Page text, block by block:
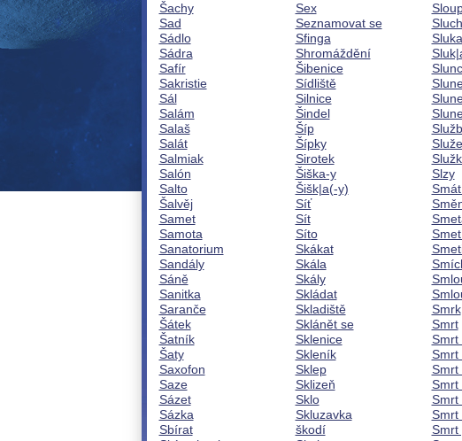
Šachy
Sad
Sádlo
Sádra
Safír
Sakristie
Sál
Salám
Salaš
Salát
Salmiak
Salón
Salto
Šalvěj
Samet
Samota
Sanatorium
Sandály
Sáně
Sanitka
Saranče
Šátek
Šatník
Šaty
Saxofon
Saze
Sázet
Sázka
Sbírat
Sex
Seznamovat se
Sfinga
Shromáždění
Šibenice
Sídliště
Silnice
Šindel
Šíp
Šípky
Sirotek
Šiška-y
Šišk|a(-y)
Síť
Sít
Síto
Skákat
Skála
Skály
Skládat
Skladiště
Sklánět se
Sklenice
Skleník
Sklep
Sklizeň
Sklo
Skluzavka
škodí
Sluch
Slzy
Smrk
Smrt
Smrt
Smrt
Smrt
Smrt
Smrt
Smrt
Smrt